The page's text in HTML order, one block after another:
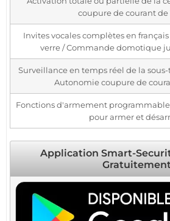
coupure de courant de
Invites vocales complètes en
verre / Commande domotique
Surveillance en temps réel de la
Autonomie coupure de
Fonctions d'armement
pour armer et
Application Smart-